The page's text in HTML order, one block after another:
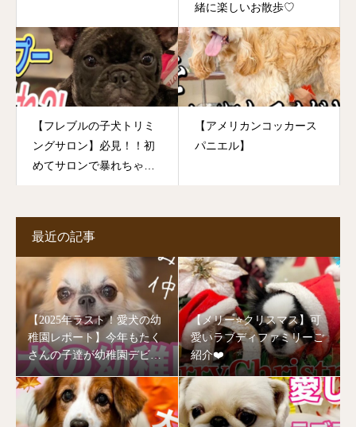
緒に楽しいお散歩♡
【フレブルの子犬トリミ
ングサロン】必見！！初
めてサロンで暴れちゃう
【アメリカンコッカース
パニエル】
最近の記事
【2025年ラスト！愛犬の幼
稚園レポート】今年もたく
さんの子達が幼稚園デビュ
ーしました🥰
【メリー⭐️クリスマス】可
愛いラブディファミリーご
紹介❤️